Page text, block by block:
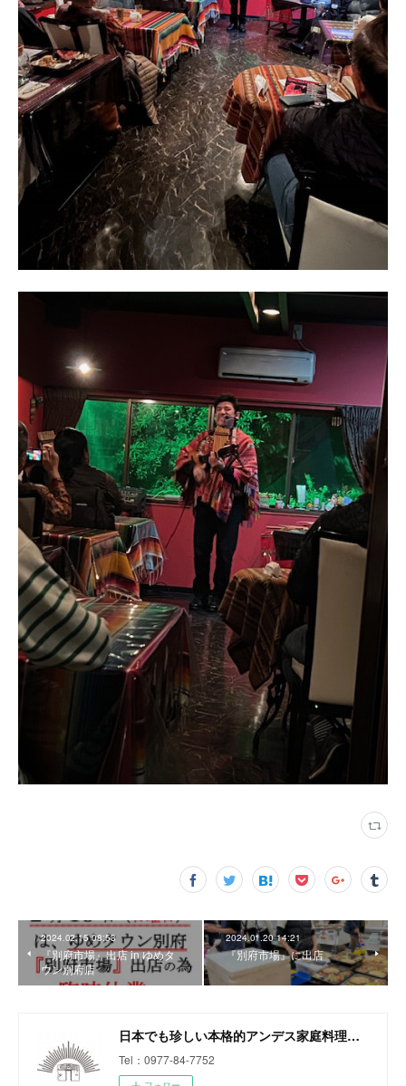
2024.02.15 08:53
『別府市場』出店 in ゆめタ
ウン別府店
2024.01.20 14:21
『別府市場』に出店
日本でも珍しい本格的アンデス家庭料理専門店
Tel：0977-84-7752